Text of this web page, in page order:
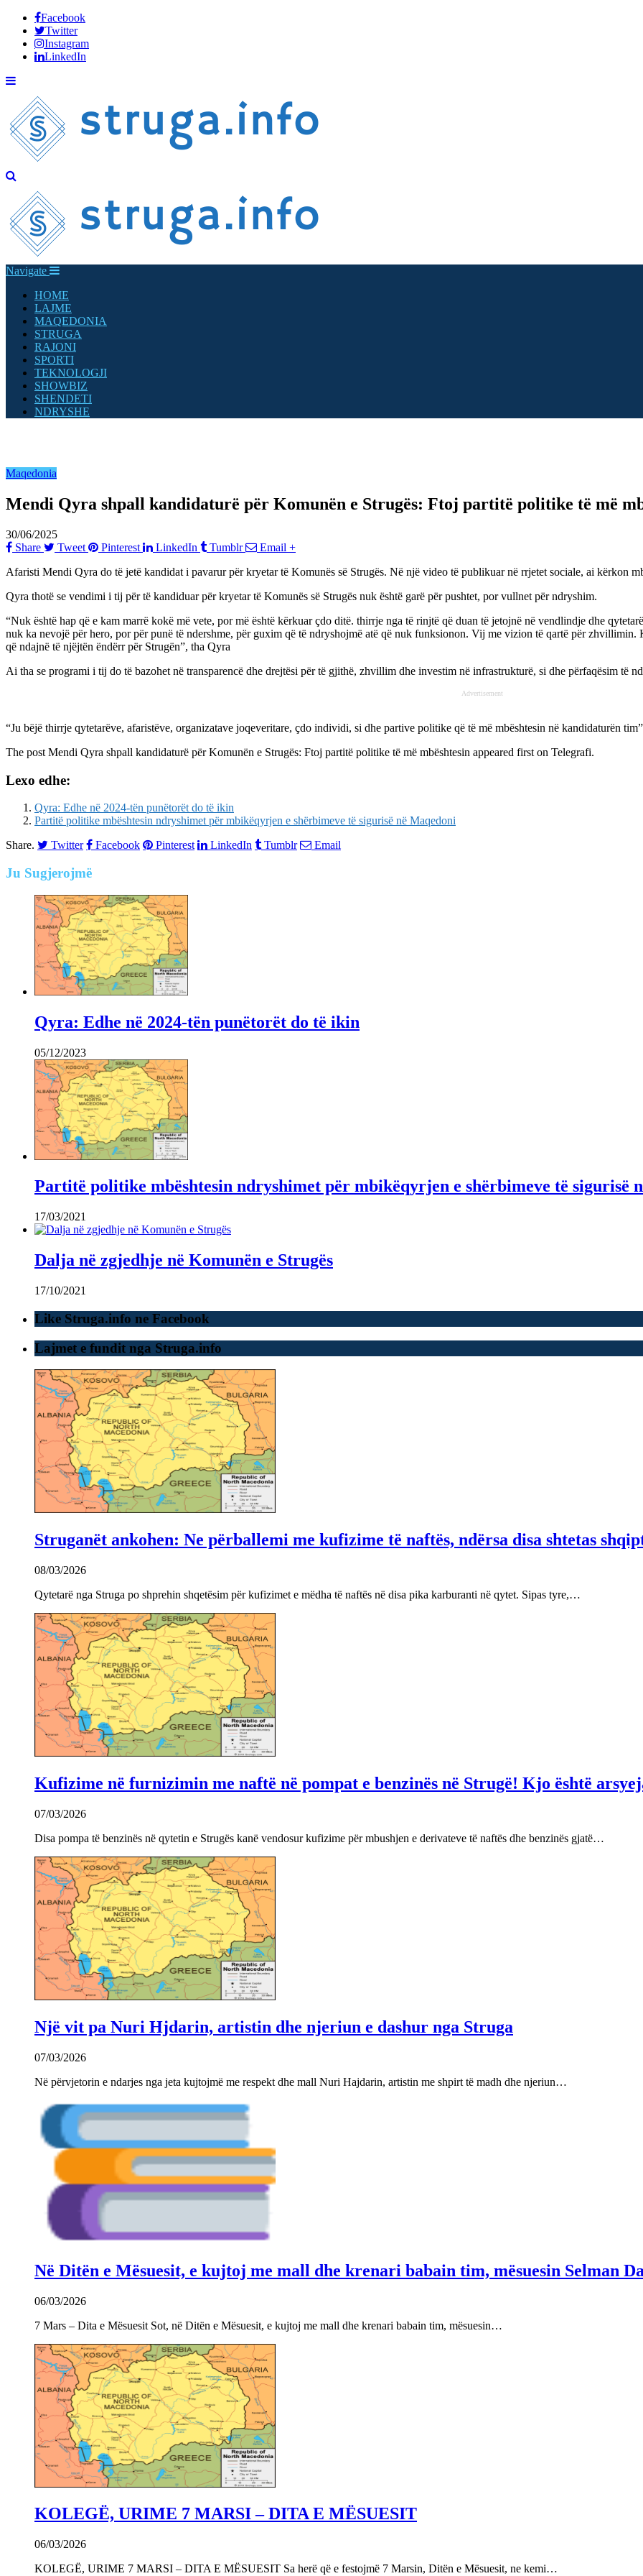
Facebook
Twitter
Instagram
LinkedIn
Navigate
HOME
LAJME
MAQEDONIA
STRUGA
RAJONI
SPORTI
TEKNOLOGJI
SHOWBIZ
SHENDETI
NDRYSHE
Maqedonia
Mendi Qyra shpall kandidaturë për Komunën e Strugës: Ftoj partitë politike të më
30/06/2025
Share
Tweet Pinterest LinkedIn Tumblr Email +
Afaristi Mendi Qyra do të jetë kandidat i pavarur për kryetar të Komunës së Strugës. Në një video të publikuar në rrjetet sociale, ai kërkon
Qyra thotë se vendimi i tij për të kandiduar për kryetar të Komunës së Strugës nuk është garë për pushtet, por vullnet për ndryshim.
“Nuk është hap që e kam marrë kokë më vete, por më është kërkuar çdo ditë. thirrje nga të rinjtë që duan të jetojnë në vendlindje dhe
nuk ka nevojë për hero, por për punë të ndershme, për guxim që të ndryshojmë atë që nuk funksionon. Vij me vizion të qartë për zhvillimin.
që ndajnë të njëjtën ëndërr për Strugën”, tha Qyra
Ai tha se programi i tij do të bazohet në transparencë dhe drejtësi për të gjithë, zhvillim dhe investim në infrastrukturë, si dhe përfaqësim të
Advertisement
“Ju bëjë thirrje qytetarëve, afaristëve, organizatave joqeveritare, çdo individi, si dhe partive politike që të më mbështesin në kandidaturën
The post Mendi Qyra shpall kandidaturë për Komunën e Strugës: Ftoj partitë politike të më mbështesin appeared first on Telegrafi.
Lexo edhe:
Qyra: Edhe në 2024-tën punëtorët do të ikin
Partitë politike mbështesin ndryshimet për mbikëqyrjen e shërbimeve të sigurisë në Maqedoni
Share.
Twitter Facebook Pinterest LinkedIn Tumblr Email
Ju Sugjerojmë
Qyra: Edhe në 2024-tën punëtorët do të ikin
05/12/2023
Partitë politike mbështesin ndryshimet për mbikëqyrjen e shërbimeve të sigurisë
17/03/2021
Dalja në zgjedhje në Komunën e Strugës
17/10/2021
Like Struga.info ne Facebook
Lajmet e fundit nga Struga.info
Struganët ankohen: Ne përballemi me kufizime të naftës, ndërsa disa shtetas
08/03/2026
Qytetarë nga Struga po shprehin shqetësim për kufizimet e mëdha të naftës në disa pika karburanti në qytet. Sipas tyre,…
Kufizime në furnizimin me naftë në pompat e benzinës në Strugë! Kjo është
07/03/2026
Disa pompa të benzinës në qytetin e Strugës kanë vendosur kufizime për mbushjen e derivateve të naftës dhe benzinës gjatë…
Një vit pa Nuri Hjdarin, artistin dhe njeriun e dashur nga Struga
07/03/2026
Në përvjetorin e ndarjes nga jeta kujtojmë me respekt dhe mall Nuri Hajdarin, artistin me shpirt të madh dhe njeriun…
Në Ditën e Mësuesit, e kujtoj me mall dhe krenari babain tim, mësuesin Selman
06/03/2026
7 Mars – Dita e Mësuesit Sot, në Ditën e Mësuesit, e kujtoj me mall dhe krenari babain tim, mësuesin…
KOLEGË, URIME 7 MARSI – DITA E MËSUESIT
06/03/2026
KOLEGË, URIME 7 MARSI – DITA E MËSUESIT Sa herë që e festojmë 7 Marsin, Ditën e Mësuesit, ne kemi…